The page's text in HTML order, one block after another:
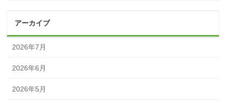
アーカイブ
2026年7月
2026年6月
2026年5月